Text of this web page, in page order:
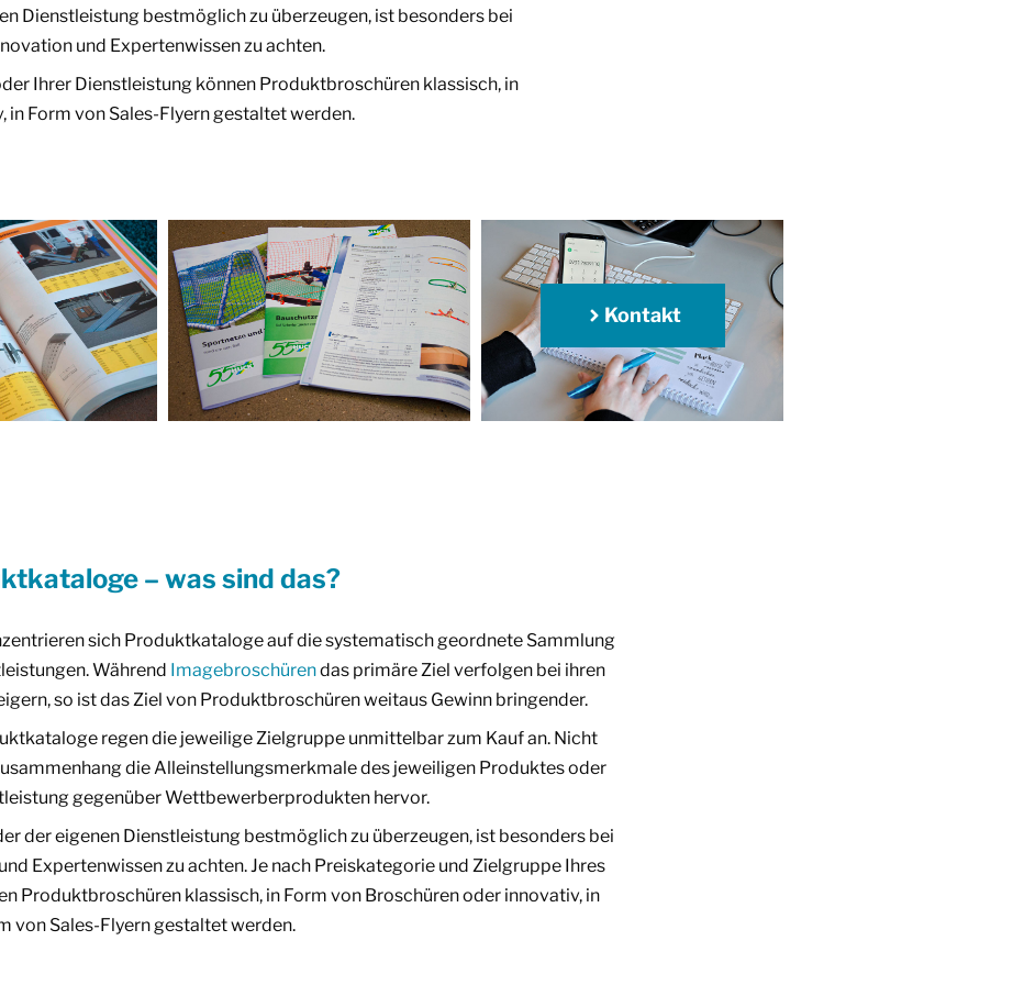
Dienstleistung bestmöglich zu überzeugen, ist besonders bei
und Expertenwissen zu achten.
Ihrer Dienstleistung können Produktbroschüren klassisch, in
Form von Sales-Flyern gestaltet werden.
Kontakt
– was sind das?
sich Produktkataloge auf die systematisch geordnete Sammlung
Während Imagebroschürendas primäre Ziel verfolgen bei ihren
so ist das Ziel von Produktbroschüren weitaus Gewinn bringender.
regen die jeweilige Zielgruppe unmittelbar zum Kauf an. Nicht
die Alleinstellungsmerkmale des jeweiligen Produktes oder
gegenüber Wettbewerberprodukten hervor.
der eigenen Dienstleistung bestmöglich zu überzeugen, ist besonders bei
Expertenwissen zu achten. Je nach Preiskategorie und Zielgruppe Ihres
Produktbroschüren klassisch, in Form von Broschüren oder innovativ, in
von Sales-Flyern gestaltet werden.